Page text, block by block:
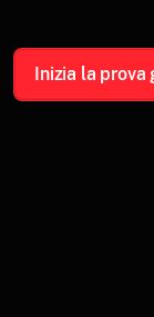
Inizia la prova